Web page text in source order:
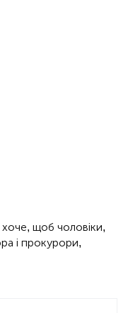
щоб чоловіки,
і прокурори,